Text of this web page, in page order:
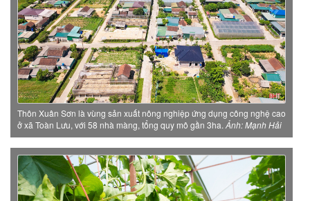
Thôn Xuân Sơn là vùng sản xuất nông nghiệp ứng dụng công nghệ cao
ở xã Toàn Lưu, với 58 nhà màng, tổng quy mô gần 3ha. Ảnh: Mạnh Hải